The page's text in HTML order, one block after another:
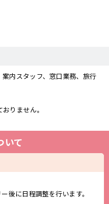
内スタッフ、窓口業務、旅行
りません。
いて
後に日程調整を行います。